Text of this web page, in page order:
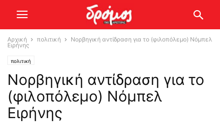
Αρχική πολιτική
Νορβηγική αντίδραση για το (φιλοπόλεμο) Νόμπελ
Ειρήνης
πολιτική
Νορβηγική αντίδραση για το
(φιλοπόλεμο) Νόμπελ
Ειρήνης